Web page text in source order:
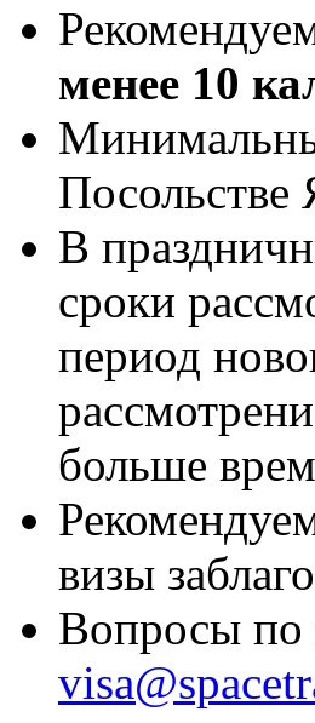
менее 10
Посольстве
В
сроки
период
больше
визы
Вопросы по